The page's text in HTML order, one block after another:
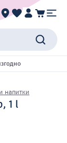
напитки
1 l